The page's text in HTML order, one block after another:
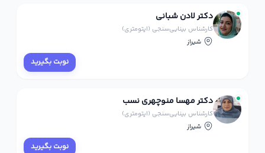
دکتر لادن شبانی
کارشناس بینایی‌سنجی (اپتومتری)
شیراز
نوبت بگیرید
دکتر مهسا منوچهری نسب
کارشناس بینایی‌سنجی (اپتومتری)
شیراز
نوبت بگیرید